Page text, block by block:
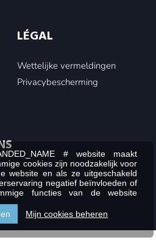
LÉGAL
Wettelijke vermeldingen
Privacybescherming
# website maakt
cookies zijn noodzakelijk voor
website en als ze uitgeschakeld
negatief beïnvloeden of
functies van de website
cookies worden gebruikt voor
Mijn cookies beheren